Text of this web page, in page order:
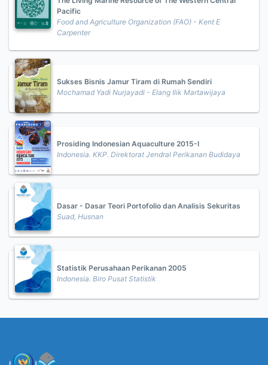
Pacific
Food and Agriculture Organization (FAO) - Kent E
Carpenter
Sukses Bisnis Jamur Tiram di Rumah Sendiri
Mochamad Yadi Nurjayadi - Elang Ilik Martawijaya
Prosiding Indonesian Aquaculture 2015-I
Indonesia. KKP. Direktorat Jendral Perikanan Budidaya
Dasar - Dasar Teori Portofolio dan Analisis Sekuritas
Suad, Husnan
Statistik Perusahaan Perikanan 2005
Indonesia. Biro Pusat Statistik